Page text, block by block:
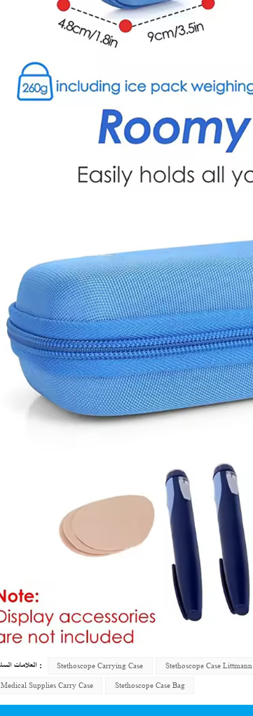
العلامات الساخنة : Stethoscope Carrying Case Stethoscope Case Littmann
Medical Supplies Carry Case
Stethoscope Case Bag